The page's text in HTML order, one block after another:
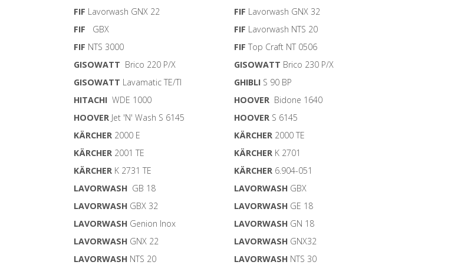
FIF Lavorwash GNX 22 FIF Lavorwash GNX 32
FIF GBX FIF Lavorwash NTS 20
FIF NTS 3000 FIF Top Craft NT 0506
GISOWATT Brico 220 P/X GISOWATT Brico 230 P/X
GISOWATT Lavamatic TE/TI GHIBLI S 90 BP
HITACHIWDE 1000 HOOVER Bidone 1640
HOOVERJet 'N' Wash S 6145 HOOVER S 6145
KÄRCHER2000 E KÄRCHER 2000 TE
KÄRCHER2001 TE KÄRCHER K 2701
KÄRCHERK 2731 TE KÄRCHER 6.904-051
LAVORWASHGB 18 LAVORWASH GBX
LAVORWASHGBX 32 LAVORWASH GE 18
LAVORWASHGenion Inox LAVORWASH GN 18
LAVORWASHGNX 22 LAVORWASH GNX32
LAVORWASHNTS 20 LAVORWASH NTS 30